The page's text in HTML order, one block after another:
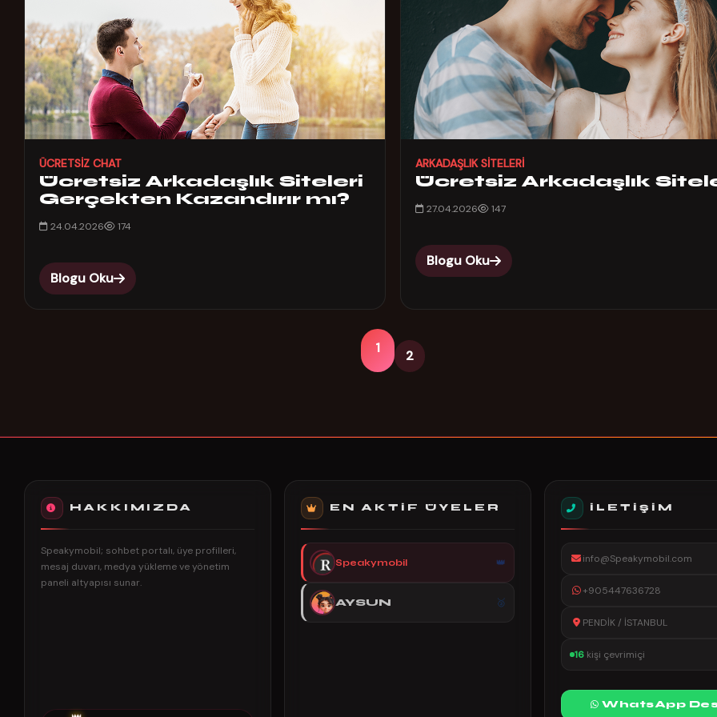
ÜCRETSIZ CHAT
Ücretsiz Arkadaşlık Siteleri
Gerçekten Kazandırır mı?
24.04.2026 174
Blogu Oku
ARKADAŞLIK SITELERI
Ücretsiz Arkadaşlık
27.04.2026 147
Blogu Oku
1 2
HAKKIMIZDA
Speakymobil; sohbet portalı, üye profilleri,
mesaj duvarı, medya yükleme ve yönetim
paneli altyapısı sunar.
EN AKTIF ÜYELER
Speakymobil
AYSUN
İLETIŞIM
info@Speakymobil.com
+905447636728
PENDİK / İSTANBUL
16 kişi çevrimiçi
WhatsApp